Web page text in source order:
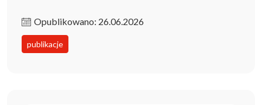
Opublikowano: 26.06.2026
publikacje